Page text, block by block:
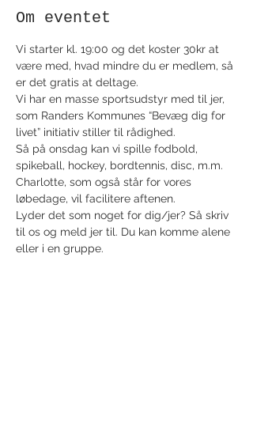
Om eventet
Vi starter kl. 19:00 og det koster 30kr at
være med, hvad mindre du er medlem, så
er det gratis at deltage.
Vi har en masse sportsudstyr med til jer,
som Randers Kommunes “Bevæg dig for
livet” initiativ stiller til rådighed.
Så på onsdag kan vi spille fodbold,
spikeball, hockey, bordtennis, disc, m.m.
Charlotte, som også står for vores
løbedage, vil facilitere aftenen.
Lyder det som noget for dig/jer? Så skriv
til os og meld jer til. Du kan komme alene
eller i en gruppe.